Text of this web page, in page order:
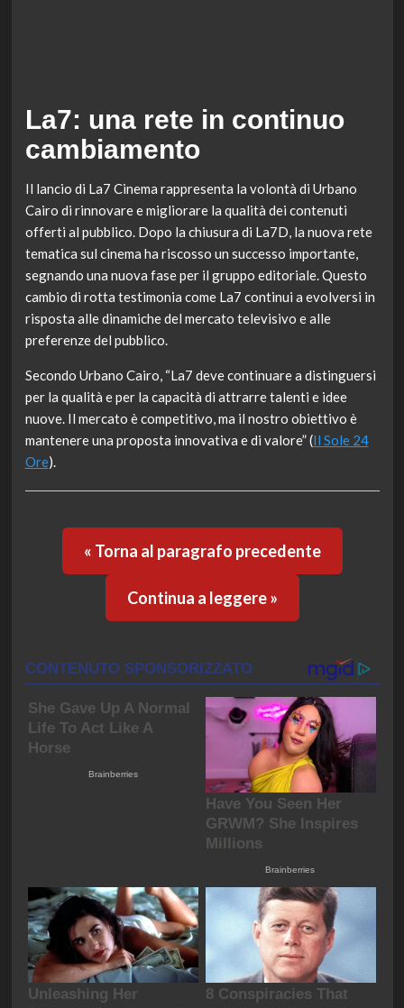
La7: una rete in continuo
cambiamento
Il lancio di La7 Cinema rappresenta la volontà di Urbano
Cairo di rinnovare e migliorare la qualità dei contenuti
offerti al pubblico. Dopo la chiusura di La7D, la nuova rete
tematica sul cinema ha riscosso un successo importante,
segnando una nuova fase per il gruppo editoriale. Questo
cambio di rotta testimonia come La7 continui a evolversi in
risposta alle dinamiche del mercato televisivo e alle
preferenze del pubblico.
Secondo Urbano Cairo, “La7 deve continuare a distinguersi
per la qualità e per la capacità di attrarre talenti e idee
nuove. Il mercato è competitivo, ma il nostro obiettivo è
mantenere una proposta innovativa e di valore” (Il Sole 24
Ore).
« Torna al paragrafo precedente
Continua a leggere »